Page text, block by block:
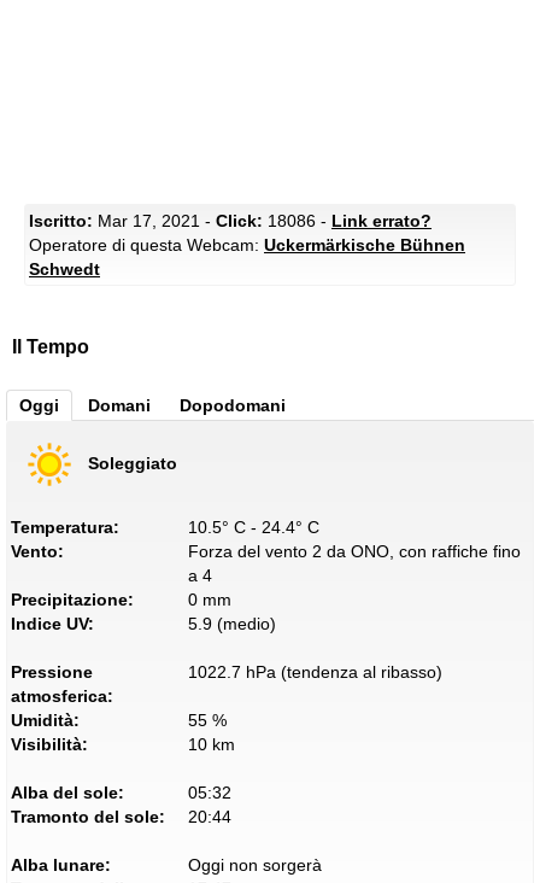
Iscritto: Mar 17, 2021 - Click: 18086 - Link errato?
Operatore di questa Webcam: Uckermärkische Bühnen
Schwedt
Il Tempo
Oggi Domani Dopodomani
Soleggiato
Temperatura:
10.5° C - 24.4° C
Vento:
Forza del vento 2 da ONO, con raffiche fino
a 4
Precipitazione:
0 mm
Indice UV:
5.9 (medio)
Pressione
atmosferica:
1022.7 hPa (tendenza al ribasso)
Umidità:
55 %
Visibilità:
10 km
Alba del sole:
05:32
Tramonto del sole:
20:44
Alba lunare:
Oggi non sorgerà